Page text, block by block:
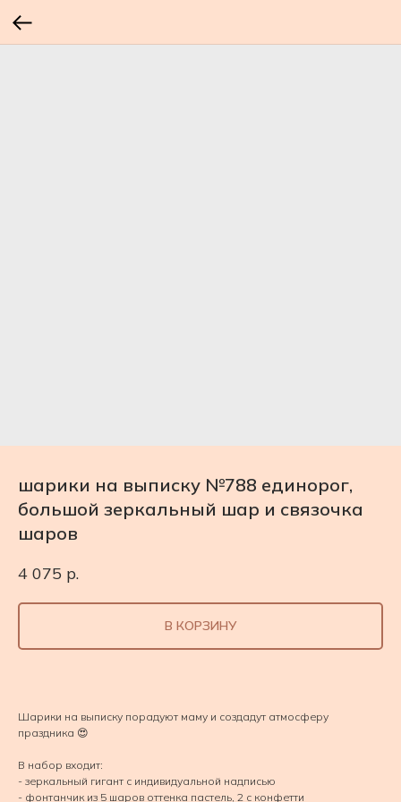
шарики на выписку №788 единорог,
большой зеркальный шар и связочка
шаров
4 075 р.
В КОРЗИНУ
Шарики на выписку порадуют маму и создадут атмосферу
праздника 😍
В набор входит:
- зеркальный гигант с индивидуальной надписью
- фонтанчик из 5 шаров оттенка пастель, 2 с конфетти